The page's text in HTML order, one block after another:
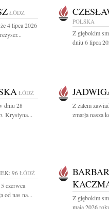
ŁÓDŹ
4 lipca 2026
POLSKA
Z głębokim
dniu 6 lipca
ŁÓDŹ
dniu 28
Krystyna...
Z żalem
zmarła nasza
96 ŁÓDŹ
czerwca
od nas na...
Z głębokim
maja 2026